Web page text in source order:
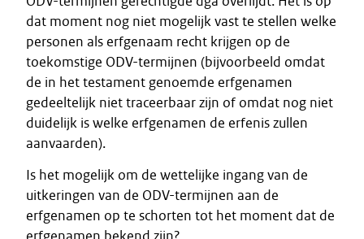
dat moment nog niet mogelijk vast te stellen welke
personen als erfgenaam recht krijgen op de
toekomstige ODV-termijnen (bijvoorbeeld omdat
de in het testament genoemde erfgenamen
gedeeltelijk niet traceerbaar zijn of omdat nog niet
duidelijk is welke erfgenamen de erfenis zullen
aanvaarden).
Is het mogelijk om de wettelijke ingang van de
uitkeringen van de ODV-termijnen aan de
erfgenamen op te schorten tot het moment dat de